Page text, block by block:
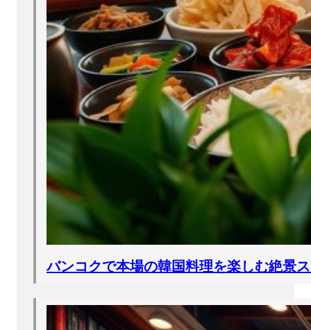
バンコクで本場の韓国料理を楽しむ絶景